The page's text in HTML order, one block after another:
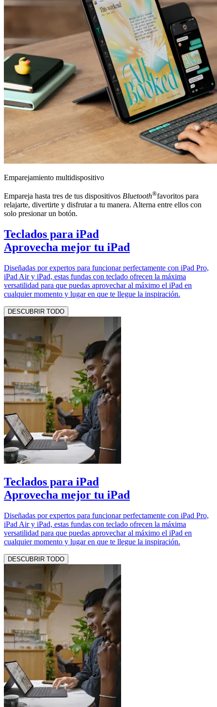
Emparejamiento multidispositivo
Empareja hasta tres de tus dispositivos Bluetooth®favoritos para
relajarte, divertirte y disfrutar a tu manera. Alterna entre ellos con
solo presionar un botón.
Teclados para iPad
Aprovecha mejor tu iPad
Diseñadas por expertos para funcionar perfectamente con iPad Pro,
iPad Air y iPad, estas fundas con teclado ofrecen la máxima
versatilidad para que puedas aprovechar al máximo el iPad en
cualquier momento y lugar en que te llegue la inspiración.
DESCUBRIR TODO
Teclados para iPad
Aprovecha mejor tu iPad
Diseñadas por expertos para funcionar perfectamente con iPad Pro,
iPad Air y iPad, estas fundas con teclado ofrecen la máxima
versatilidad para que puedas aprovechar al máximo el iPad en
cualquier momento y lugar en que te llegue la inspiración.
DESCUBRIR TODO